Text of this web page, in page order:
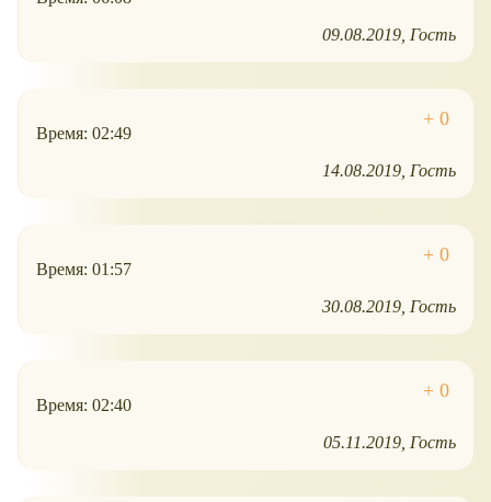
09.08.2019 Гость
Время: 02:49
14.08.2019 Гость
Время: 01:57
30.08.2019 Гость
Время: 02:40
05.11.2019 Гость